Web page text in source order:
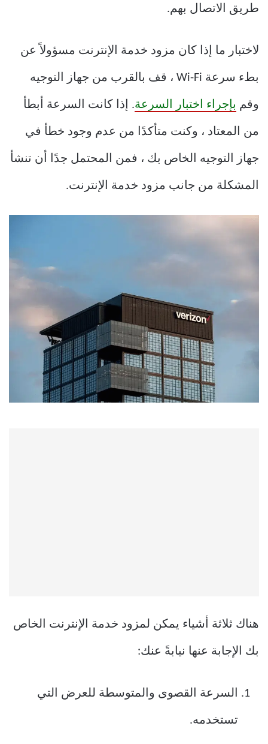
طريق الاتصال بهم.
لاختبار ما إذا كان مزود خدمة الإنترنت مسؤولاً عن
بطء سرعة Wi-Fi ، قف بالقرب من جهاز التوجيه
وقم بإجراء اختبار السرعة. إذا كانت السرعة أبطأ
من المعتاد ، وكنت متأكدًا من عدم وجود خطأ في
جهاز التوجيه الخاص بك ، فمن المحتمل جدًا أن تنشأ
المشكلة من جانب مزود خدمة الإنترنت.
هناك ثلاثة أشياء يمكن لمزود خدمة الإنترنت الخاص
بك الإجابة عنها نيابةً عنك:
السرعة القصوى والمتوسطة للعرض التي
تستخدمه.